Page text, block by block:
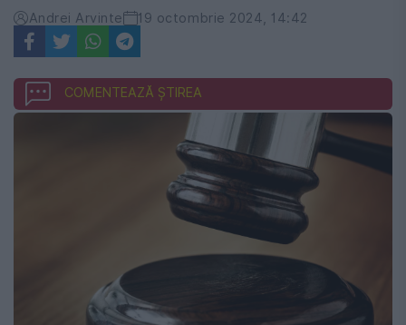
Andrei Arvinte 19 octombrie 2024, 14:42
COMENTEAZĂ ȘTIREA